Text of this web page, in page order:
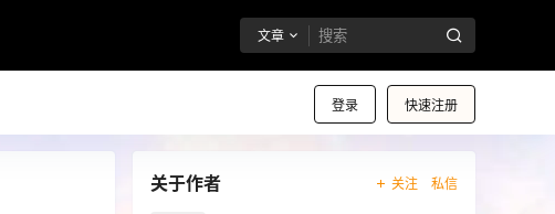
文章
登录 快速注册
关于作者 关注 私信